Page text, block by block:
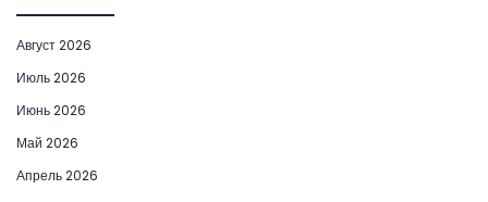
Август 2026
Июль 2026
Июнь 2026
Май 2026
Апрель 2026